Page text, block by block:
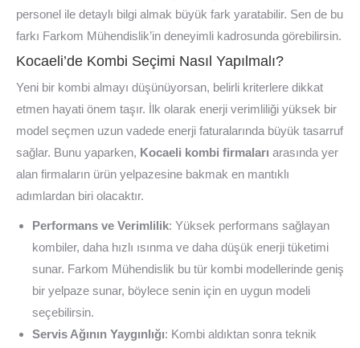
personel ile detaylı bilgi almak büyük fark yaratabilir. Sen de bu
farkı Farkom Mühendislik’in deneyimli kadrosunda görebilirsin.
Kocaeli’de Kombi Seçimi Nasıl Yapılmalı?
Yeni bir kombi almayı düşünüyorsan, belirli kriterlere dikkat
etmen hayati önem taşır. İlk olarak enerji verimliliği yüksek bir
model seçmen uzun vadede enerji faturalarında büyük tasarruf
sağlar. Bunu yaparken, Kocaeli kombi firmaları arasında yer
alan firmaların ürün yelpazesine bakmak en mantıklı
adımlardan biri olacaktır.
Performans ve Verimlilik: Yüksek performans sağlayan
kombiler, daha hızlı ısınma ve daha düşük enerji tüketimi
sunar. Farkom Mühendislik bu tür kombi modellerinde geniş
bir yelpaze sunar, böylece senin için en uygun modeli
seçebilirsin.
Servis Ağının Yaygınlığı: Kombi aldıktan sonra teknik